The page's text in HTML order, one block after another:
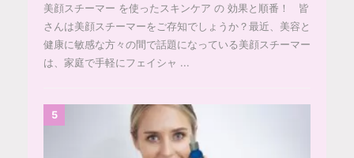
美顔スチーマー を使ったスキンケア の 効果と順番！ 皆
さんは美顔スチーマーをご存知でしょうか？最近、美容と
健康に敏感な方々の間で話題になっている美顔スチーマー
は、家庭で手軽にフェイシャ ...
5